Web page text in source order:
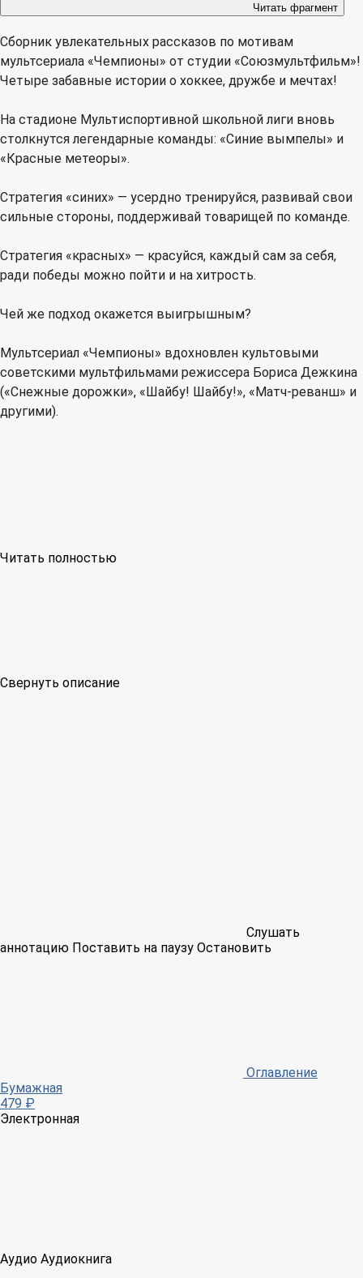
Читать фрагмент
Сборник увлекательных рассказов по мотивам
мультсериала «Чемпионы» от студии «Союзмультфильм»!
Четыре забавные истории о хоккее, дружбе и мечтах!
На стадионе Мультиспортивной школьной лиги вновь
столкнутся легендарные команды: «Синие вымпелы» и
«Красные метеоры».
Стратегия «синих» — усердно тренируйся, развивай свои
сильные стороны, поддерживай товарищей по команде.
Стратегия «красных» — красуйся, каждый сам за себя,
ради победы можно пойти и на хитрость.
Чей же подход окажется выигрышным?
Мультсериал «Чемпионы» вдохновлен культовыми
советскими мультфильмами режиссера Бориса Дежкина
(«Снежные дорожки», «Шайбу! Шайбу!», «Матч-реванш» и
другими).
Читать полностью
Свернуть описание
Слушать
аннотацию Поставить на паузу Остановить
Оглавление
Бумажная
479 ₽
Электронная
Аудио Аудиокнига